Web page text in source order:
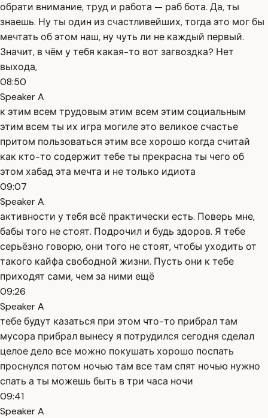
обрати внимание, труд и работа — раб бота. Да, ты
знаешь. Ну ты один из счастливейших, тогда это мог бы
мечтать об этом наш, ну чуть ли не каждый первый.
Значит, в чём у тебя какая-то вот загвоздка? Нет
выхода,
08:50
Speaker A
к этим всем трудовым этим всем этим социальным
этим всем ты их игра могиле это великое счастье
притом пользоваться этим все хорошо когда считай
как кто-то содержит тебе ты прекрасна ты чего об
этом хабад эта мечта и не только идиота
09:07
Speaker A
активности у тебя всё практически есть. Поверь мне,
бабы того не стоят. Подрочил и будь здоров. Я тебе
серьёзно говорю, они того не стоят, чтобы уходить от
такого кайфа свободной жизни. Пусть они к тебе
приходят сами, чем за ними ещё
09:26
Speaker A
тебе будут казаться при этом что-то прибрал там
мусора прибрал вынесу я потрудился сегодня сделал
целое дело все можно покушать хорошо поспать
проснулся потом ночью там все там спят ночью нужно
спать а ты можешь быть в три часа ночи
09:41
Speaker A